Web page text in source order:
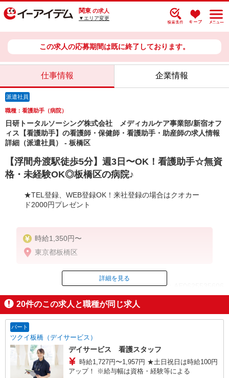
関東 の求人
▼エリア変更
この求人の応募期間は既に終了しております。
仕事情報 企業情報
派遣社員
職種：看護助手（病院）
日研トータルソーシング株式会社 メディカルケア事業部/新宿オフ
ィス【看護助手】の看護師・保健師・看護助手・助産師の求人情報
詳細（派遣社員） - 板橋区
【浮間舟渡駅徒歩5分】週3日〜OK！看護助手☆無資
格・未経験OK◎板橋区の病院♪
★TEL登録、WEB登録OK！来社登録の場合はクオカー
ド2000円プレゼント
時給1,350円〜
東京都板橋区
ID：AE0625535606
掲載期間終了
詳細を見る
20件のこの求人と職種が同じ求人
パート
ツクイ板橋（デイサービス）
デイサービス 看護スタッフ
時給1,727円〜1,957円 ★土日祝日は時給100円
アップ！ ※給与幅は資格・経験等による